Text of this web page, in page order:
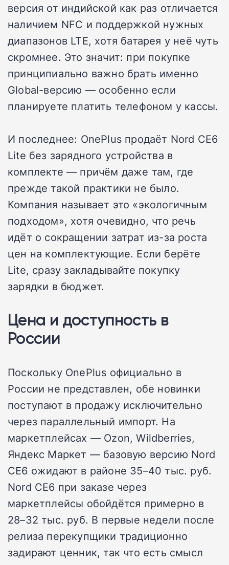
версия от индийской как раз отличается
наличием NFC и поддержкой нужных
диапазонов LTE, хотя батарея у неё чуть
скромнее. Это значит: при покупке
принципиально важно брать именно
Global-версию — особенно если
планируете платить телефоном у кассы.
И последнее: OnePlus продаёт Nord CE6
Lite без зарядного устройства в
комплекте — причём даже там, где
прежде такой практики не было.
Компания называет это «экологичным
подходом», хотя очевидно, что речь
идёт о сокращении затрат из-за роста
цен на комплектующие. Если берёте
Lite, сразу закладывайте покупку
зарядки в бюджет.
Цена и доступность в
России
Поскольку OnePlus официально в
России не представлен, обе новинки
поступают в продажу исключительно
через параллельный импорт. На
маркетплейсах — Ozon, Wildberries,
Яндекс Маркет — базовую версию Nord
CE6 ожидают в районе 35–40 тыс. руб.
Nord CE6 при заказе через
маркетплейсы обойдётся примерно в
28–32 тыс. руб. В первые недели после
релиза перекупщики традиционно
задирают ценник, так что есть смысл